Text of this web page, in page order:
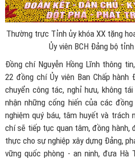
Thường trực Tỉnh ủy khóa XX tặng
Ủy viên BCH Đảng bộ
Đồng chí Nguyễn Hồng Lĩnh thông
22 đồng chí Ủy viên Ban Chấp
chuyển công tác, nghỉ hưu, không
nhận những cống hiến của các
nghiệm quý báu, tâm huyết và trách
chí sẽ tiếp tục quan tâm, đồng hành,
thực cho sự nghiệp xây dựng Đảng,
vững quốc phòng - an ninh, đưa Hà